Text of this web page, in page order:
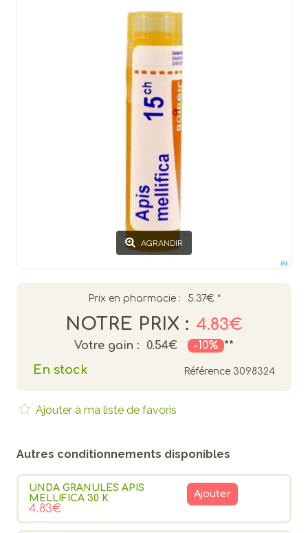
AGRANDIR
Prix en pharmacie : 5.37€ *
NOTRE PRIX : 4.83€
Votre gain : 0.54€ -10% **
En stock Référence 3098324
Ajouter à ma liste de favoris
Autres conditionnements disponibles
UNDA GRANULES APIS
MELLIFICA 30 K
4.83€
Ajouter